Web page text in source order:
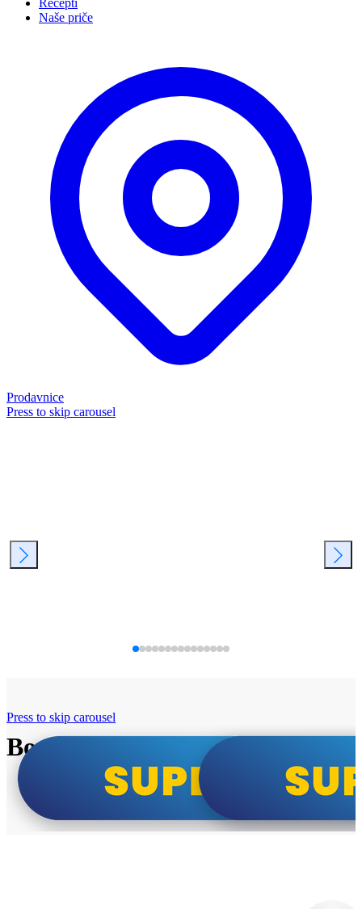
Recepti
Naše priče
Prodavnice
Press to skip carousel
Bosch super cene
Press to skip carousel